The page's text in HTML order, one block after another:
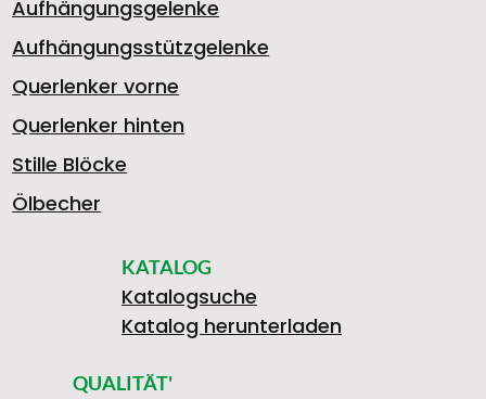
3
8
Aufhängungsgelenke
Aufhängungsstützgelenke
Querlenker vorne
Querlenker hinten
Stille Blöcke
Ölbecher
KATALOG
Katalogsuche
Katalog herunterladen
QUALITÄT'